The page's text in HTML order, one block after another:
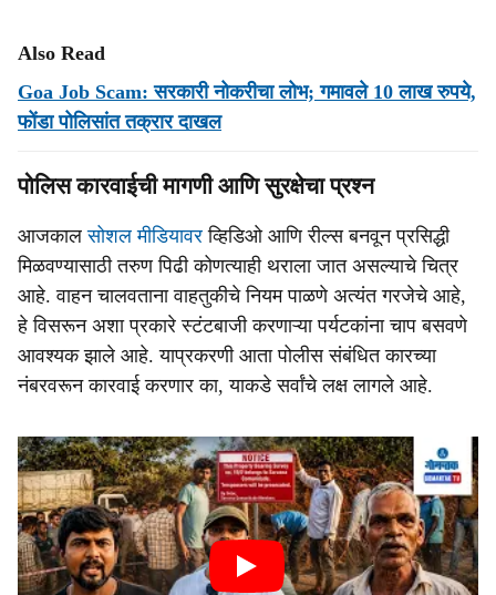
Also Read
Goa Job Scam: सरकारी नोकरीचा लोभ; गमावले 10 लाख रुपये,
फोंडा पोलिसांत तक्रार दाखल
पोलिस कारवाईची मागणी आणि सुरक्षेचा प्रश्न
आजकालसोशल मीडियावर व्हिडिओ आणि रील्स बनवून प्रसिद्धी
मिळवण्यासाठी तरुण पिढी कोणत्याही थराला जात असल्याचे चित्र
आहे. वाहन चालवताना वाहतुकीचे नियम पाळणे अत्यंत गरजेचे आहे,
हे विसरून अशा प्रकारे स्टंटबाजी करणाऱ्या पर्यटकांना चाप बसवणे
आवश्यक झाले आहे. याप्रकरणी आता पोलीस संबंधित कारच्या
नंबरवरून कारवाई करणार का, याकडे सर्वांचे लक्ष लागले आहे.